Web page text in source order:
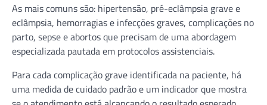
As mais comuns são: hipertensão, pré-eclâmpsia grave e
eclâmpsia, hemorragias e infecções graves, complicações no
parto, sepse e abortos que precisam de uma abordagem
especializada pautada em protocolos assistenciais.
Para cada complicação grave identificada na paciente, há
uma medida de cuidado padrão e um indicador que mostra